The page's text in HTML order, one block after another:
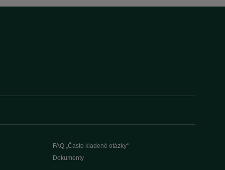
FAQ „Často kladené otázky“
Dokumenty